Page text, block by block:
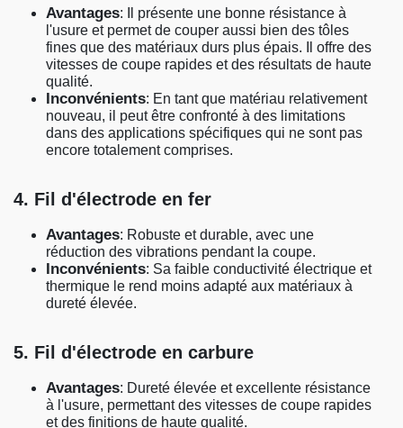
Avantages: Il présente une bonne résistance à
l'usure et permet de couper aussi bien des tôles
fines que des matériaux durs plus épais. Il offre des
vitesses de coupe rapides et des résultats de haute
qualité.
Inconvénients: En tant que matériau relativement
nouveau, il peut être confronté à des limitations
dans des applications spécifiques qui ne sont pas
encore totalement comprises.
4. Fil d'électrode en fer
Avantages: Robuste et durable, avec une
réduction des vibrations pendant la coupe.
Inconvénients: Sa faible conductivité électrique et
thermique le rend moins adapté aux matériaux à
dureté élevée.
5. Fil d'électrode en carbure
Avantages: Dureté élevée et excellente résistance
à l'usure, permettant des vitesses de coupe rapides
et des finitions de haute qualité.